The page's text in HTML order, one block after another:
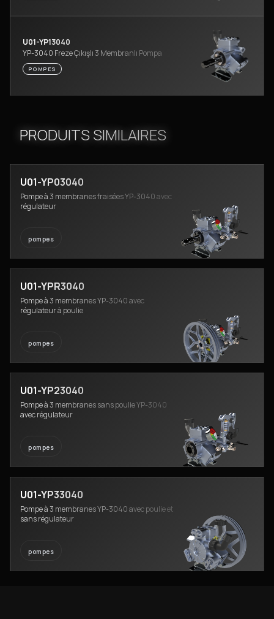
U01-YP13040
YP-3040 Freze Çıkışlı 3 Membranlı Pompa
POMPES
PRODUITS SIMILAIRES
U01-YP03040
Pompe à 3 membranes fraisées YP-3040 avec
régulateur
pompes
U01-YPR3040
Pompe à 3 membranes YP-3040 avec
régulateur à poulie
pompes
U01-YP23040
Pompe à 3 membranes sans poulie YP-3040
avec régulateur
pompes
U01-YP33040
Pompe à 3 membranes YP-3040 avec poulie et
sans régulateur
pompes